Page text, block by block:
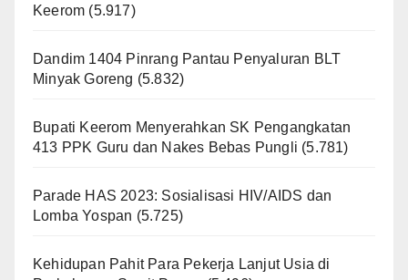
Keerom (5.917)
Dandim 1404 Pinrang Pantau Penyaluran BLT
Minyak Goreng (5.832)
Bupati Keerom Menyerahkan SK Pengangkatan
413 PPK Guru dan Nakes Bebas Pungli (5.781)
Parade HAS 2023: Sosialisasi HIV/AIDS dan
Lomba Yospan (5.725)
Kehidupan Pahit Para Pekerja Lanjut Usia di